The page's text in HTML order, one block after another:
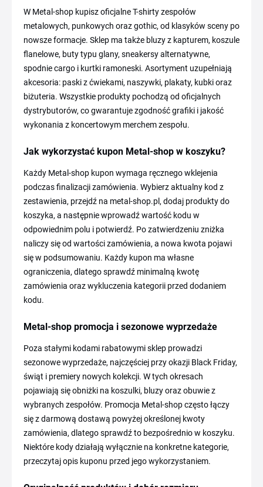
W Metal-shop kupisz oficjalne T-shirty zespołów
metalowych, punkowych oraz gothic, od klasyków sceny po
nowsze formacje. Sklep ma także bluzy z kapturem, koszule
flanelowe, buty typu glany, sneakersy alternatywne,
spodnie cargo i kurtki ramoneski. Asortyment uzupełniają
akcesoria: paski z ćwiekami, naszywki, plakaty, kubki oraz
biżuteria. Wszystkie produkty pochodzą od oficjalnych
dystrybutorów, co gwarantuje zgodność grafiki i jakość
wykonania z koncertowym merchem zespołu.
Jak wykorzystać kupon Metal-shop w koszyku?
Każdy Metal-shop kupon wymaga ręcznego wklejenia
podczas finalizacji zamówienia. Wybierz aktualny kod z
zestawienia, przejdź na metal-shop.pl, dodaj produkty do
koszyka, a następnie wprowadź wartość kodu w
odpowiednim polu i potwierdź. Po zatwierdzeniu zniżka
naliczy się od wartości zamówienia, a nowa kwota pojawi
się w podsumowaniu. Każdy kupon ma własne
ograniczenia, dlatego sprawdź minimalną kwotę
zamówienia oraz wykluczenia kategorii przed dodaniem
kodu.
Metal-shop promocja i sezonowe wyprzedaże
Poza stałymi kodami rabatowymi sklep prowadzi
sezonowe wyprzedaże, najczęściej przy okazji Black Friday,
świąt i premiery nowych kolekcji. W tych okresach
pojawiają się obniżki na koszulki, bluzy oraz obuwie z
wybranych zespołów. Promocja Metal-shop często łączy
się z darmową dostawą powyżej określonej kwoty
zamówienia, dlatego sprawdź to bezpośrednio w koszyku.
Niektóre kody działają wyłącznie na konkretne kategorie,
przeczytaj opis kuponu przed jego wykorzystaniem.